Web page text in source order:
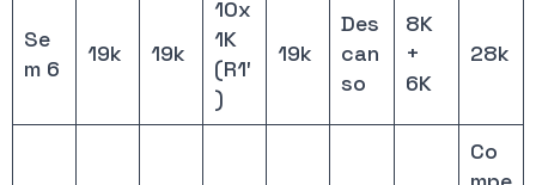
Se
m 6
19k 19k
10x
1K
(R1′
)
19k
Des
can
so
8K
+
6K
28k
Co